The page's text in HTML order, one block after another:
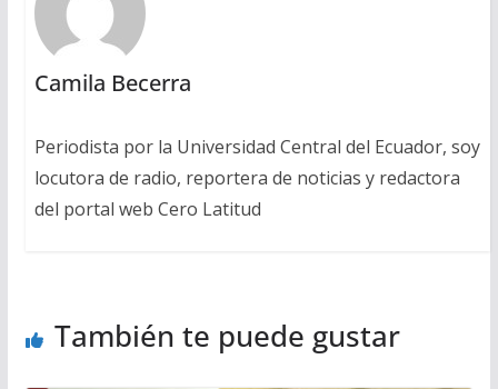
Camila Becerra
Periodista por la Universidad Central del Ecuador, soy
locutora de radio, reportera de noticias y redactora
del portal web Cero Latitud
También te puede gustar